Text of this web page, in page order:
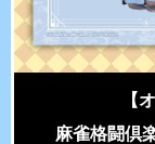
【
麻雀格闘倶